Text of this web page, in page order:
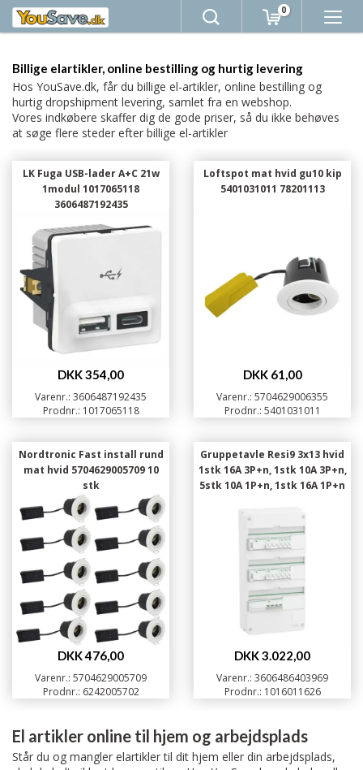
0
Billige elartikler, online bestilling og hurtig levering
Hos YouSave.dk, får du billige el-artikler, online bestilling og
hurtig dropshipment levering, samlet fra en webshop.
Vores indkøbere skaffer dig de gode priser, så du ikke behøves
at søge flere steder efter billige el-artikler
LK Fuga USB-lader A+C 21w
1modul 1017065118
3606487192435
DKK 354,00
Varenr.: 3606487192435
Prodnr.: 1017065118
Loftspot mat hvid gu10 kip
5401031011 78201113
DKK 61,00
Varenr.: 5704629006355
Prodnr.: 5401031011
Nordtronic Fast install rund
mat hvid 5704629005709 10
stk
DKK 476,00
Varenr.: 5704629005709
Prodnr.: 6242005702
Gruppetavle Resi9 3x13 hvid
1stk 16A 3P+n, 1stk 10A 3P+n,
5stk 10A 1P+n, 1stk 16A 1P+n
DKK 3.022,00
Varenr.: 3606486403969
Prodnr.: 1016011626
El artikler online til hjem og arbejdsplads
Står du og mangler elartikler til dit hjem eller din arbejdsplads,